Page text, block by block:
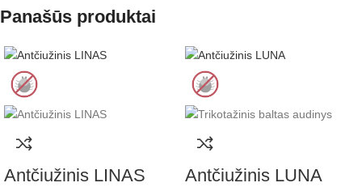
Panašūs produktai
Antčiužinis LINAS Antčiužinis LUNA